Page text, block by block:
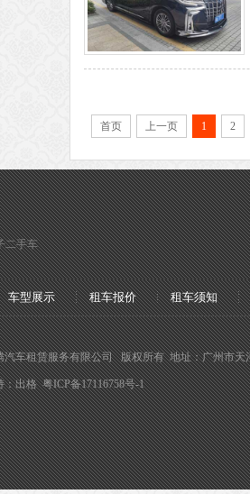
首页 上一页 1 2
二手车
车型展示 租车报价 租车须知
汽车租赁服务有限公司 版权所有 地址：广州市天
：出格 粤ICP备17116758号-1